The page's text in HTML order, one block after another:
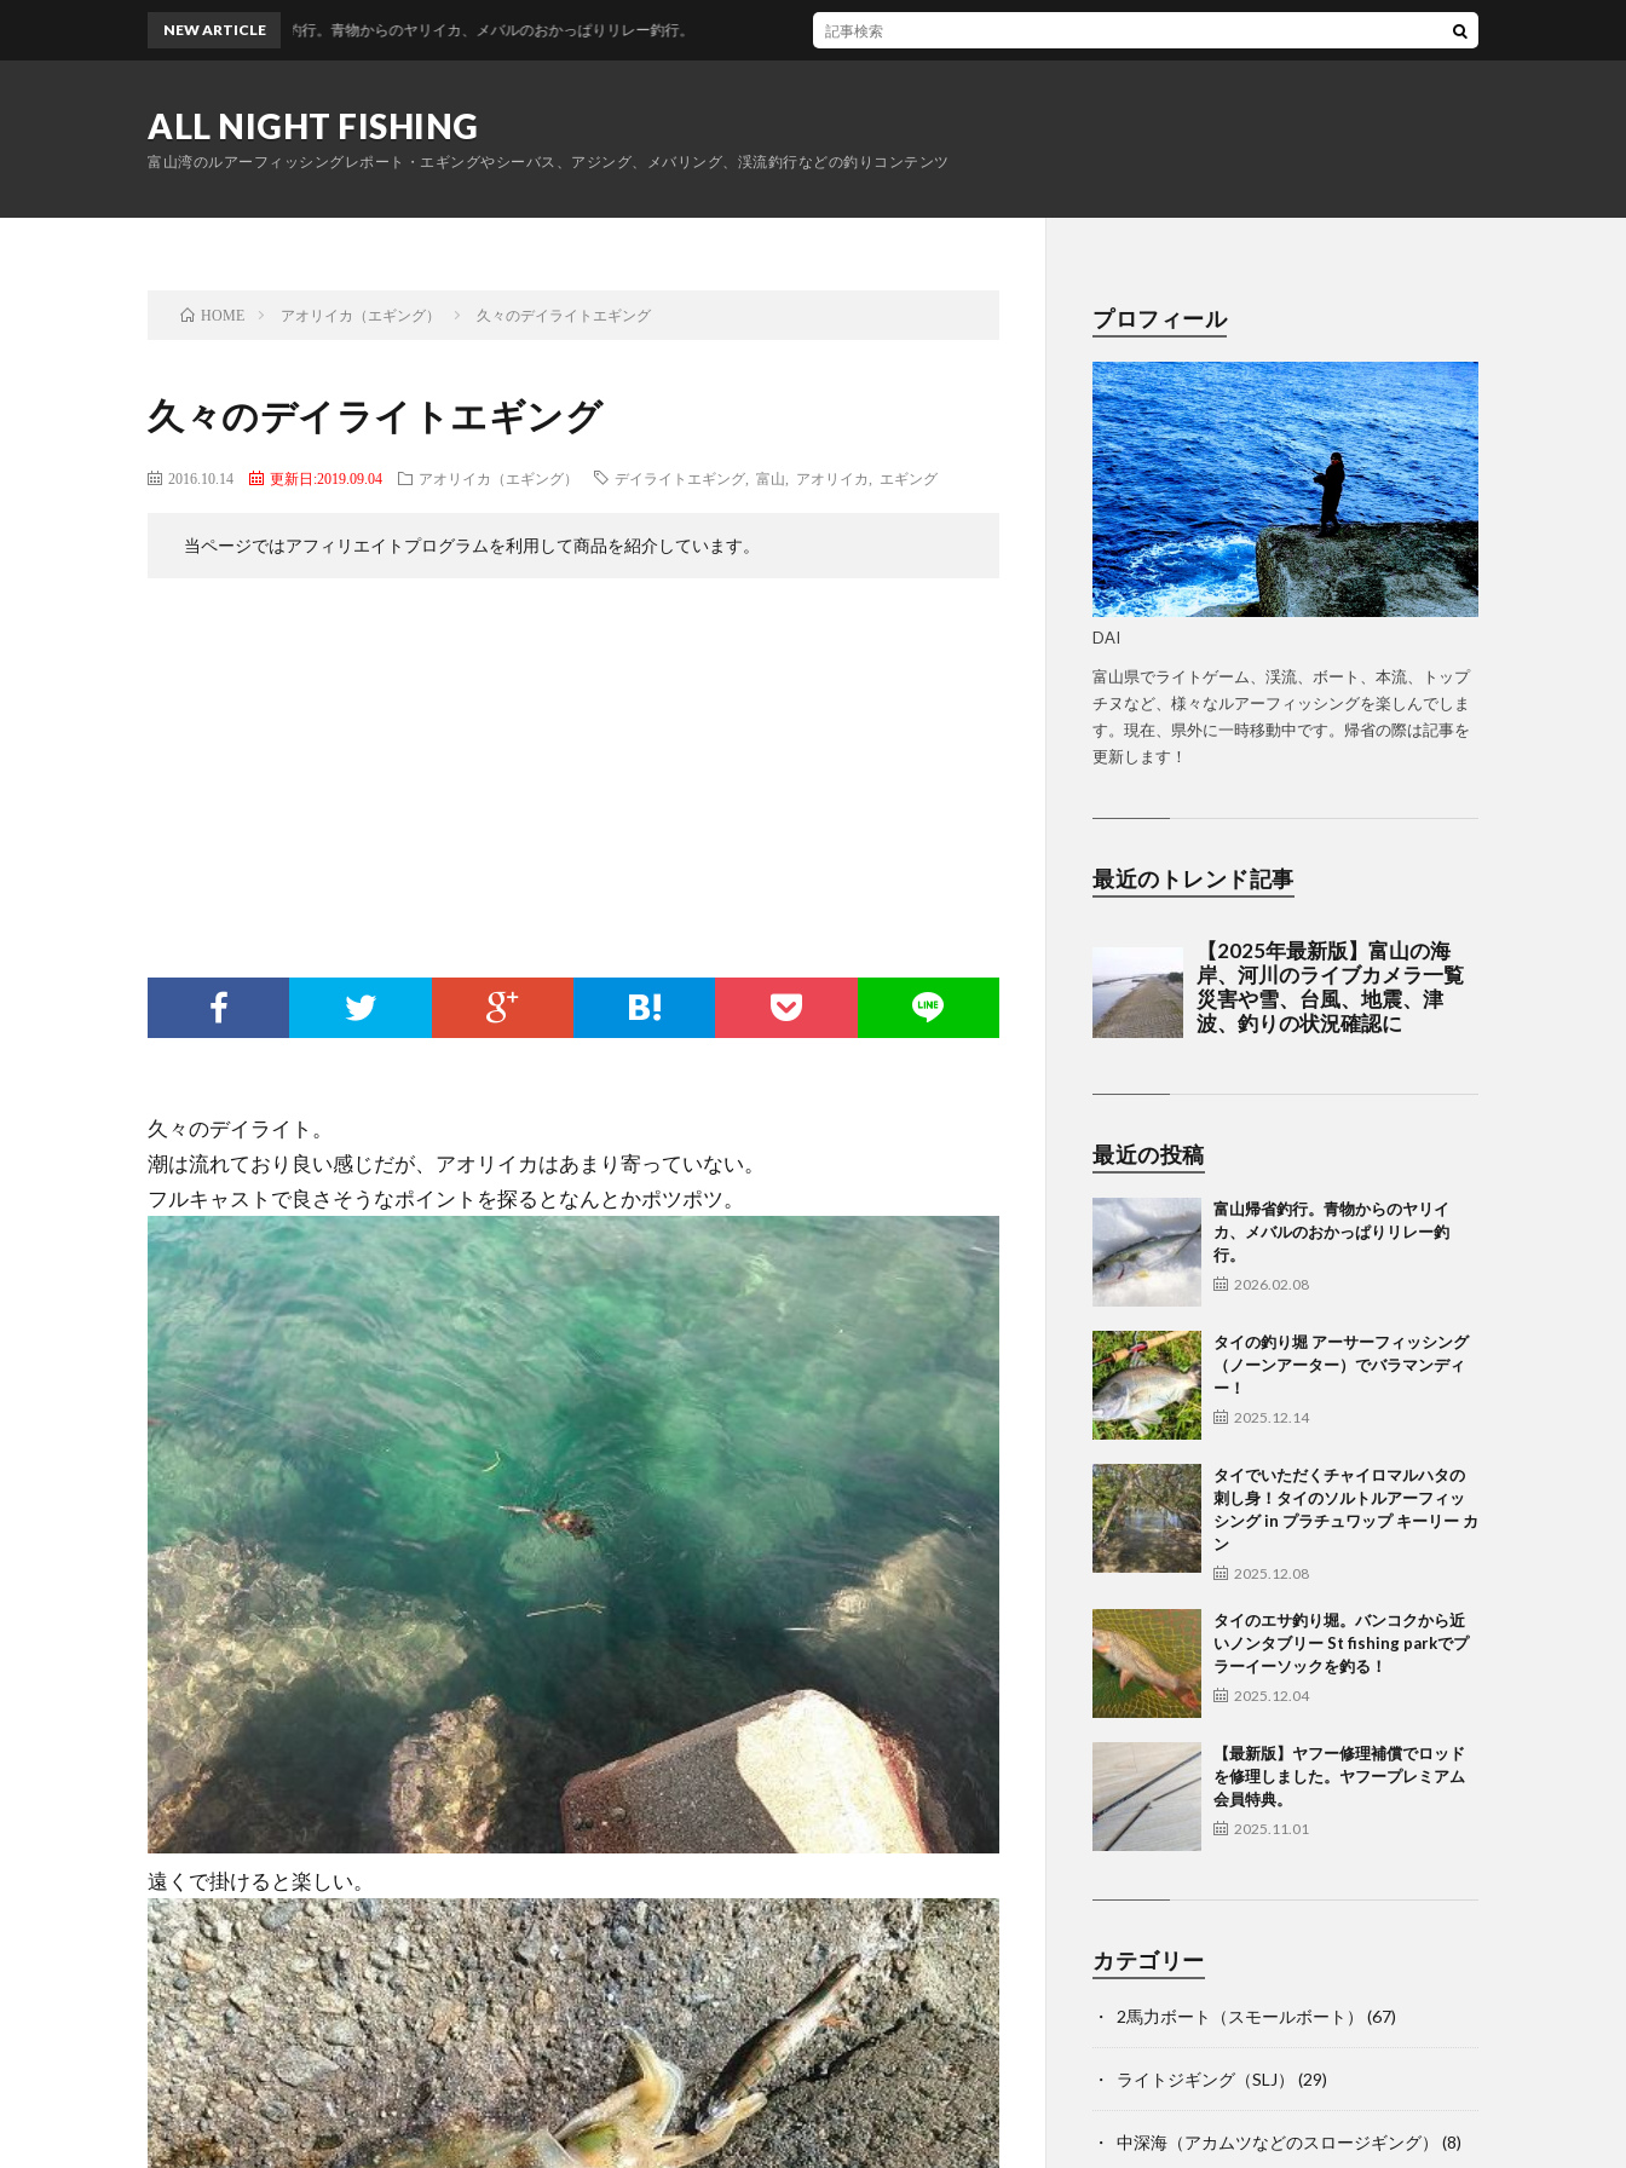
ALL NIGHT FISHING
富山湾のルアーフィッシングレポート・エギングやシーバス、アジング、メバリング、渓流釣行などの釣りコンテンツ
NEW ARTICLE
富山帰省釣行。青物からのヤリイカ、メバルのおかっぱりリレー釣行。
HOME アオリイカ（エギング） 久々のデイライトエギング
久々のデイライトエギング
2016.10.14 更新日:2019.09.04 アオリイカ（エギング） デイライトエギング 富山 アオリイカ エギング
当ページではアフィリエイトプログラムを利用して商品を紹介しています。
久々のデイライト。
潮は流れており良い感じだが、アオリイカはあまり寄っていない。
フルキャストで良さそうなポイントを探るとなんとかポツポツ。
遠くで掛けると楽しい。
プロフィール
DAI
富山県でライトゲーム、渓流、ボート、本流、トップ
チヌなど、様々なルアーフィッシングを楽しんでしま
す。現在、県外に一時移動中です。帰省の際は記事を
更新します！
最近のトレンド記事
最近の投稿
富山帰省釣行。青物からのヤリイ
カ、メバルのおかっぱりリレー釣
行。
2026.02.08
タイの釣り堀 アーサーフィッシング
（ノーンアーター）でバラマンディ
ー！
2025.12.14
タイでいただくチャイロマルハタの
刺し身！タイのソルトルアーフィッ
シング in プラチュワップ キーリー カ
ン
2025.12.08
タイのエサ釣り堀。バンコクから近
いノンタブリー St fishing parkでプ
ラーイーソックを釣る！
2025.12.04
【最新版】ヤフー修理補償でロッド
を修理しました。ヤフープレミアム
会員特典。
2025.11.01
カテゴリー
2馬力ボート（スモールボート） (67)
ライトジギング（SLJ） (29)
中深海（アカムツなどのスロージギング） (8)